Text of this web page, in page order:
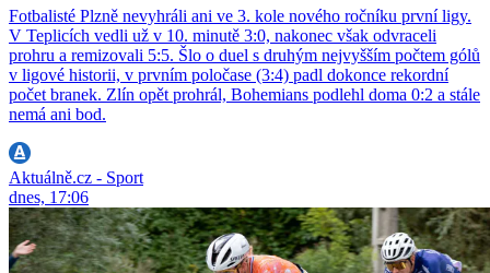
Fotbalisté Plzně nevyhráli ani ve 3. kole nového ročníku první ligy.
V Teplicích vedli už v 10. minutě 3:0, nakonec však odvraceli
prohru a remizovali 5:5. Šlo o duel s druhým nejvyšším počtem gólů
v ligové historii, v prvním poločase (3:4) padl dokonce rekordní
počet branek. Zlín opět prohrál, Bohemians podlehl doma 0:2 a stále
nemá ani bod.
Aktuálně.cz - Sport
dnes, 17:06